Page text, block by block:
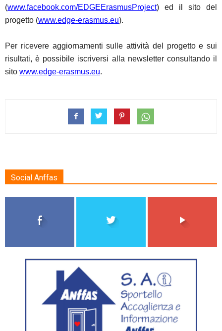
(www.facebook.com/EDGEErasmusProject) ed il sito del
progetto (www.edge-erasmus.eu).
Per ricevere aggiornamenti sulle attività del progetto e sui
risultati, è possibile iscriversi alla newsletter consultando il
sito www.edge-erasmus.eu.
Social Anffas